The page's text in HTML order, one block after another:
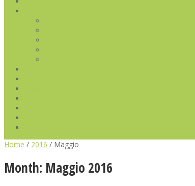
Home / 2016 / Maggio
Month: Maggio 2016